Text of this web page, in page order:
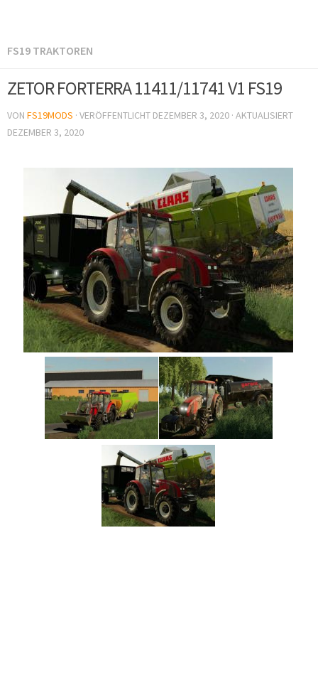
FS19 TRAKTOREN
ZETOR FORTERRA 11411/11741 V1 FS19
VON FS19MODS · VERÖFFENTLICHT DEZEMBER 3, 2020 · AKTUALISIERT
DEZEMBER 3, 2020